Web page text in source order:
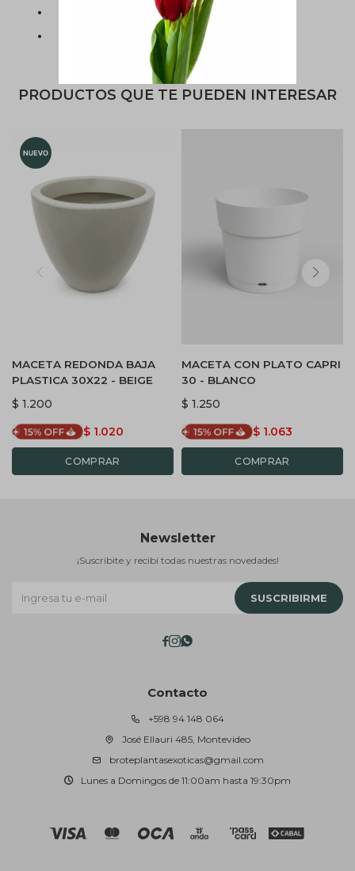
Incluye soporte de madera.
PRODUCTOS QUE TE PUEDEN INTERESAR
MACETA REDONDA BAJA
PLASTICA 30X22 - BEIGE
$ 1.200
$ 1.020
MACETA CON PLATO CAPRI
30 - BLANCO
$ 1.250
$ 1.063
Contacto
+598 94 148 064
José Ellauri 485, Montevideo
broteplantasexoticas@gmail.com
Lunes a Domingos de 11:00am hasta 19:30pm
Newsletter
¡Suscribite y recibí todas nuestras novedades!
SUSCRIBIRME
